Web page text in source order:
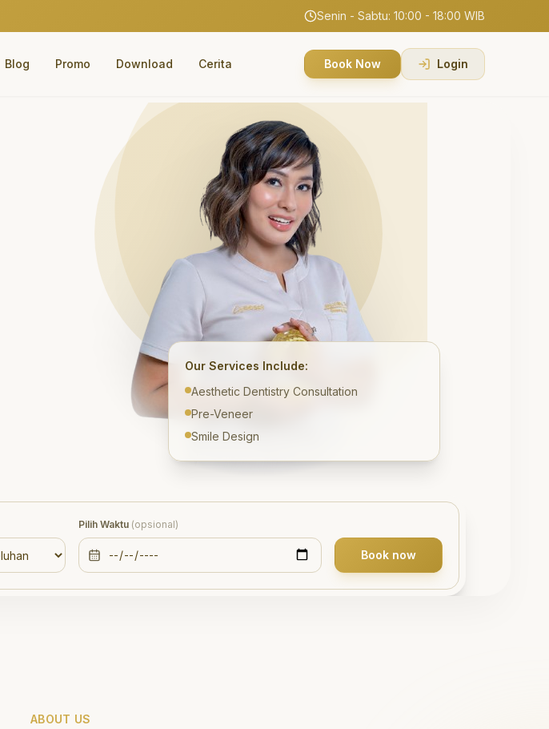
Senin - Sabtu: 10:00 - 18:00 WIB
Blog Promo Download Cerita Book Now Login
Our Services Include:
Aesthetic Dentistry Consultation
Pre-Veneer
Smile Design
Pilih Waktu (opsional)
Book now
ABOUT US